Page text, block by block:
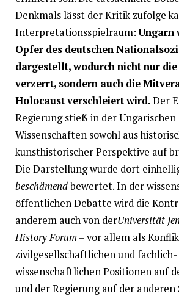
Denkmals lässt der Kritik zufolge
Interpretationsspielraum:Ungarn
Opfer des deutschen
dargestellt, wodurch nicht nur die
verzerrt, sondern auch die
Holocaust verschleiert wird.Der
Regierung stieß in der
Wissenschaften sowohl aus
kunsthistorischer Perspektive auf
Die Darstellung wurde dort
beschämendbewertet. In der
öffentlichen Debatte wird die
anderem auch von derUniversität
History Forum– vor allem als
zivilgesellschaftlichen und fachlich-
wissenschaftlichen Positionen auf
und der Regierung auf der anderen